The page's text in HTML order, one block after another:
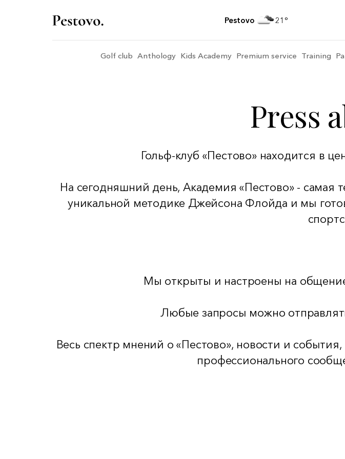
Pestovo 21
Golf club Anthology Kids Academy Premium service Training
Press
Гольф-клуб «Пестово» находится в
На сегодняшний день, Академия «Пестово» - самая
уникальной методике Джейсона Флойда и мы
Мы открыты и настроены на
Любые запросы можно
Весь спектр мнений о «Пестово», новости и
профессионального